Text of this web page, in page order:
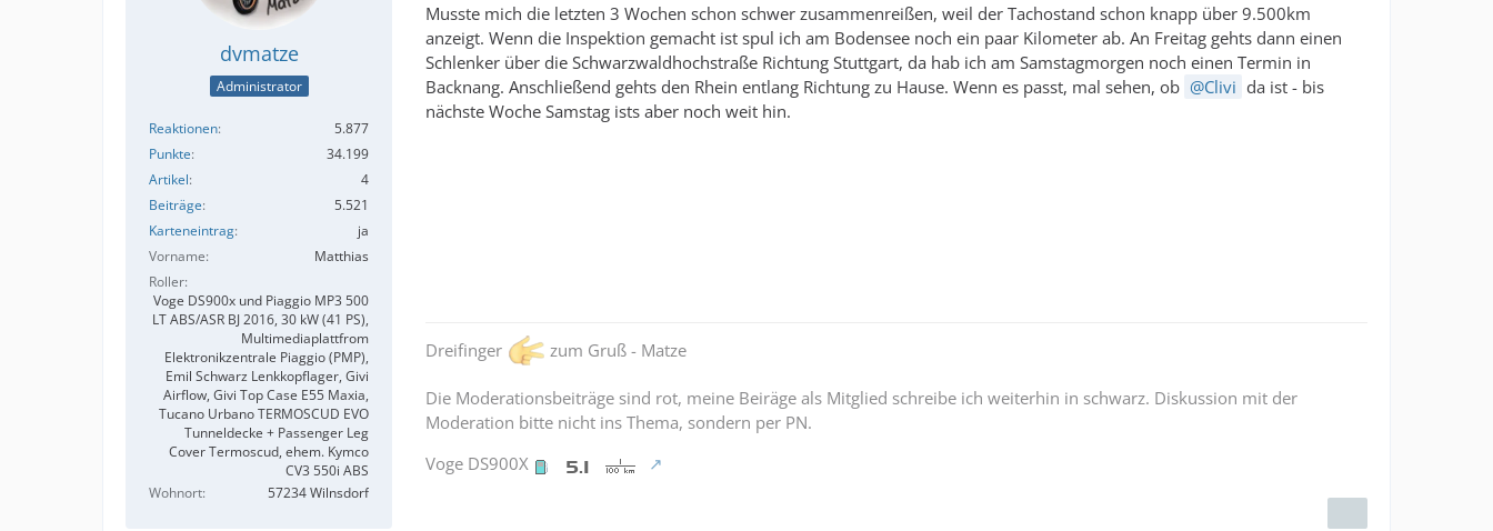
dvmatze
Administrator
Reaktionen
5.877
Punkte
34.199
Artikel
4
Beiträge
5.521
Karteneintrag
ja
Vorname
Matthias
Roller
Voge DS900x und Piaggio MP3 500
LT ABS/ASR BJ 2016, 30 kW (41 PS),
Multimediaplattfrom
Elektronikzentrale Piaggio (PMP),
Emil Schwarz Lenkkopflager, Givi
Airflow, Givi Top Case E55 Maxia,
Tucano Urbano TERMOSCUD EVO
Tunneldecke + Passenger Leg
Cover Termoscud, ehem. Kymco
CV3 550i ABS
Wohnort
57234 Wilnsdorf
Musste mich die letzten 3 Wochen schon schwer zusammenreißen, weil der Tachostand schon knapp über 9.500km
anzeigt. Wenn die Inspektion gemacht ist spul ich am Bodensee noch ein paar Kilometer ab. An Freitag gehts dann einen
Schlenker über die Schwarzwaldhochstraße Richtung Stuttgart, da hab ich am Samstagmorgen noch einen Termin in
Backnang. Anschließend gehts den Rhein entlang Richtung zu Hause. Wenn es passt, mal sehen, ob
Clivi da ist - bis
nächste Woche Samstag ists aber noch weit hin.
Dreifinger zum Gruß - Matze
Die Moderationsbeiträge sind rot, meine Beiräge als Mitglied schreibe ich weiterhin in schwarz. Diskussion mit der
Moderation bitte nicht ins Thema, sondern per PN.
Voge DS900X